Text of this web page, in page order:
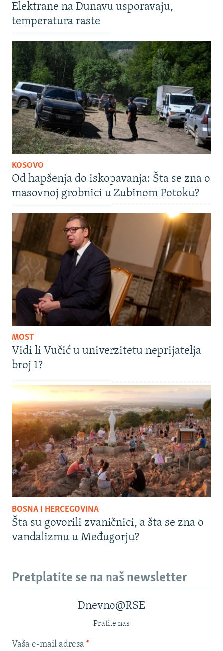
Elektrane na Dunavu usporavaju,
temperatura raste
KOSOVO
Od hapšenja do iskopavanja: Šta se zna o
masovnoj grobnici u Zubinom Potoku?
MOST
Vidi li Vučić u univerzitetu neprijatelja
broj 1?
BOSNA I HERCEGOVINA
Šta su govorili zvaničnici, a šta se zna o
vandalizmu u Međugorju?
Pretplatite se na naš newsletter
Dnevno@RSE
Pratite nas
Vaša e-mail adresa *